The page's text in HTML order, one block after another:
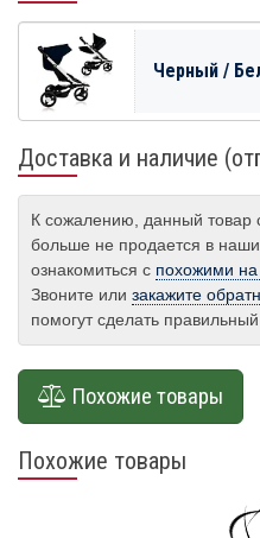
Черный /
Доставка и наличие
К сожалению, данный товар
больше не продается в
ознакомиться с похожими
Звоните или закажите
помогут сделать
Похожие товары
Похожие товары